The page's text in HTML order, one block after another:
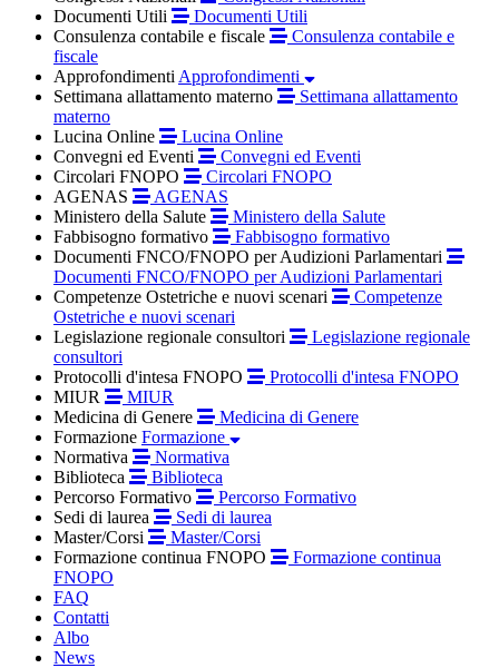
Documenti Utili
Documenti Utili
Consulenza contabile e fiscale
Consulenza contabile e
fiscale
Approfondimenti Approfondimenti
Settimana allattamento materno
Settimana allattamento
materno
Lucina Online
Lucina Online
Convegni ed Eventi
Convegni ed Eventi
Circolari FNOPO
Circolari FNOPO
AGENAS
AGENAS
Ministero della Salute
Ministero della Salute
Fabbisogno formativo
Fabbisogno formativo
Documenti FNCO/FNOPO per Audizioni Parlamentari
Documenti FNCO/FNOPO per Audizioni Parlamentari
Competenze Ostetriche e nuovi scenari
Competenze
Ostetriche e nuovi scenari
Legislazione regionale consultori
Legislazione regionale
consultori
Protocolli d'intesa FNOPO
Protocolli d'intesa FNOPO
MIUR
MIUR
Medicina di Genere
Medicina di Genere
Formazione Formazione
Normativa
Normativa
Biblioteca
Biblioteca
Percorso Formativo
Percorso Formativo
Sedi di laurea
Sedi di laurea
Master/Corsi
Master/Corsi
Formazione continua FNOPO
Formazione continua
FNOPO
FAQ
Contatti
Albo
News